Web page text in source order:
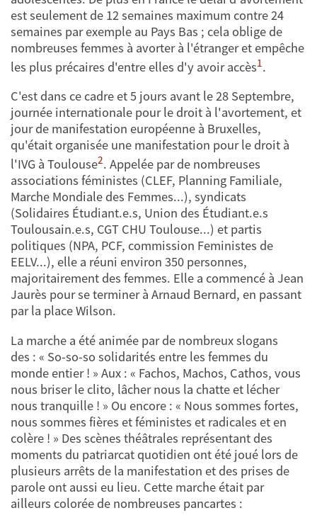
est seulement de 12 semaines maximum contre 24
semaines par exemple au Pays Bas ; cela oblige de
nombreuses femmes à avorter à l'étranger et empêche
les plus précaires d'entre elles d'y avoir accès1 .
C'est dans ce cadre et 5 jours avant le 28 Septembre,
journée internationale pour le droit à l'avortement, et
jour de manifestation européenne à Bruxelles,
qu'était organisée une manifestation pour le droit à
l'IVG à Toulouse2. Appelée par de nombreuses
associations féministes (CLEF, Planning Familiale,
Marche Mondiale des Femmes...), syndicats
(Solidaires Étudiant.e.s, Union des Étudiant.e.s
Toulousain.e.s, CGT CHU Toulouse...) et partis
politiques (NPA, PCF, commission Feministes de
EELV...), elle a réuni environ 350 personnes,
majoritairement des femmes. Elle a commencé à Jean
Jaurès pour se terminer à Arnaud Bernard, en passant
par la place Wilson.
La marche a été animée par de nombreux slogans
des : « So-so-so solidarités entre les femmes du
monde entier ! » Aux : « Fachos, Machos, Cathos, vous
nous briser le clito, lâcher nous la chatte et lécher
nous tranquille ! » Ou encore : « Nous sommes fortes,
nous sommes fières et féministes et radicales et en
colère ! » Des scènes théâtrales représentant des
moments du patriarcat quotidien ont été joué lors de
plusieurs arrêts de la manifestation et des prises de
parole ont aussi eu lieu. Cette marche était par
ailleurs colorée de nombreuses pancartes :